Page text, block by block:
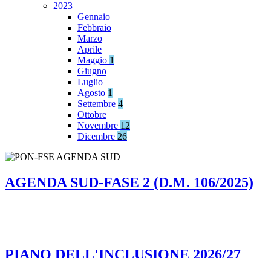
2023
Gennaio
Febbraio
Marzo
Aprile
Maggio 1
Giugno
Luglio
Agosto 1
Settembre 4
Ottobre
Novembre 12
Dicembre 26
AGENDA SUD-FASE 2 (D.M. 106/2025)
PIANO DELL'INCLUSIONE 2026/27